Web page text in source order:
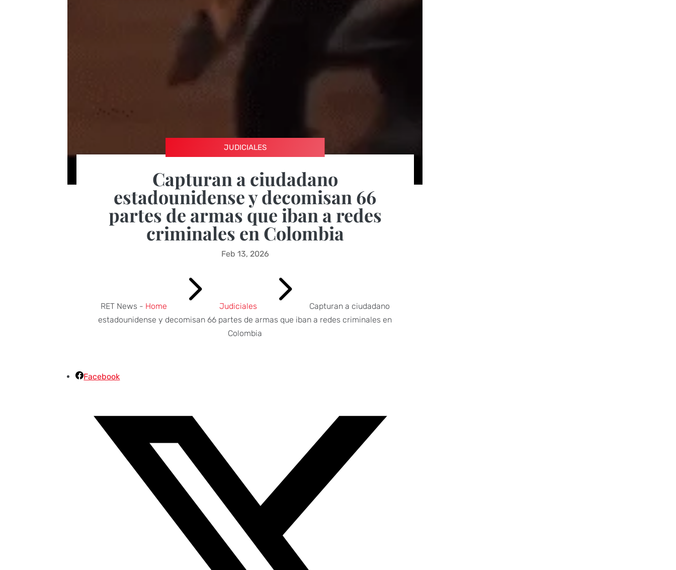
JUDICIALES
Capturan a ciudadano
estadounidense y decomisan 66
partes de armas que iban a redes
criminales en Colombia
Feb 13, 2026
RET News - Home 5 Judiciales 5
Capturan a ciudadano
estadounidense y decomisan 66 partes de armas que iban a redes criminales en
Colombia
Facebook